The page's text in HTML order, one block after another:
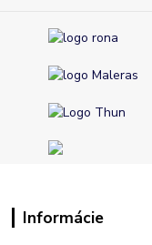
Informácie